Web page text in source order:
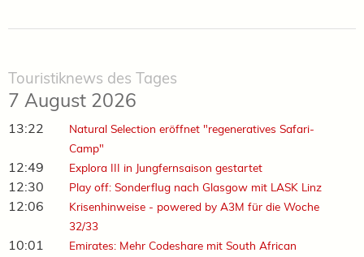
Touristiknews des Tages
7 August 2026
13:22
Natural Selection eröffnet "regeneratives Safari-
Camp"
12:49 Explora III in Jungfernsaison gestartet
12:30 Play off: Sonderflug nach Glasgow mit LASK Linz
12:06
Krisenhinweise - powered by A3M für die Woche
32/33
10:01
Emirates: Mehr Codeshare mit South African